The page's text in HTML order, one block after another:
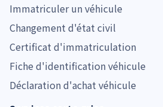
Immatriculer un véhicule
Changement d'état civil
Certificat d'immatriculation
Fiche d'identification véhicule
Déclaration d'achat véhicule